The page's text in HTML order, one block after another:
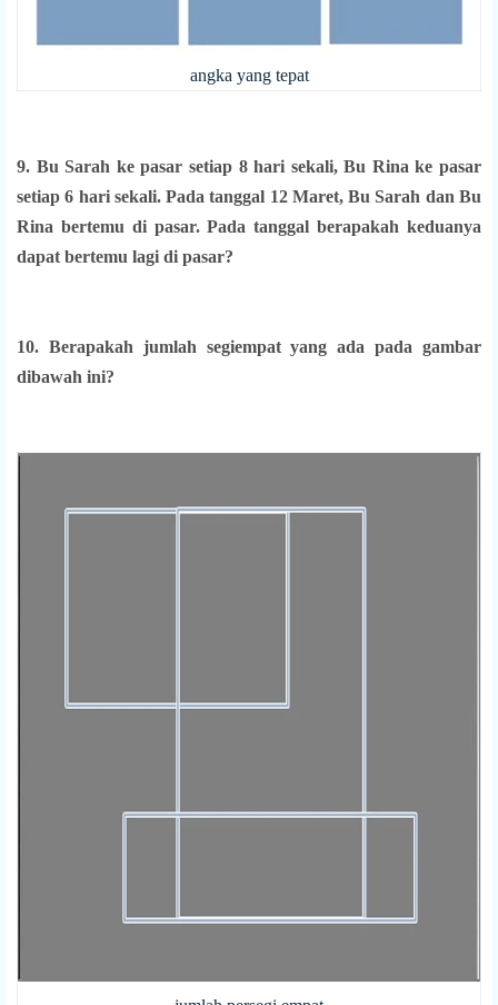
angka yang tepat
9. Bu Sarah ke pasar setiap 8 hari sekali, Bu Rina ke pasar
setiap 6 hari sekali. Pada tanggal 12 Maret, Bu Sarah dan Bu
Rina bertemu di pasar. Pada tanggal berapakah keduanya
dapat bertemu lagi di pasar?
10. Berapakah jumlah segiempat yang ada pada gambar
dibawah ini?